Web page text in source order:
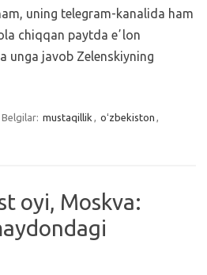
uning telegram-kanalida ham
chiqqan paytda eʼlon
unga javob Zelenskiyning
Belgilar: mustaqillik , oʻzbekiston ,
oyi, Moskva: